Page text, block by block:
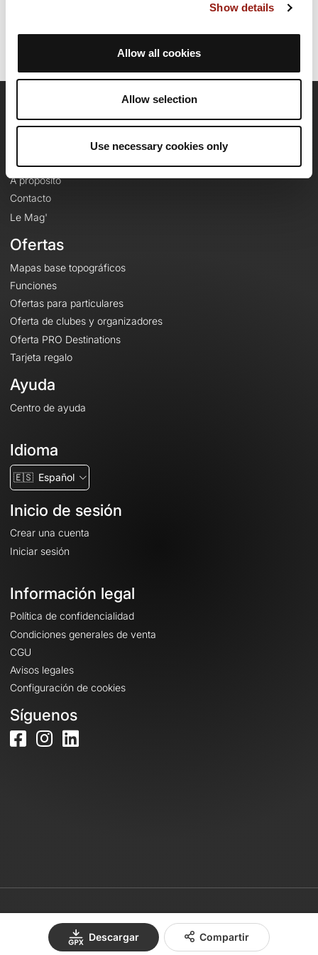
Show details
Allow all cookies
Allow selection
Use necessary cookies only
Descargar Compartir
OpenRunner
A proposito
Contacto
Le Mag'
Ofertas
Mapas base topográficos
Funciones
Ofertas para particulares
Oferta de clubes y organizadores
Oferta PRO Destinations
Tarjeta regalo
Ayuda
Centro de ayuda
Idioma
🇪🇸 Español
Inicio de sesión
Crear una cuenta
Iniciar sesión
Información legal
Política de confidencialidad
Condiciones generales de venta
CGU
Avisos legales
Configuración de cookies
Síguenos